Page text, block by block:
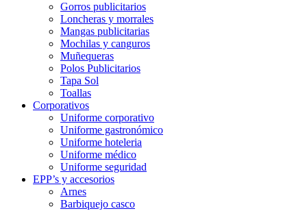
Gorros publicitarios
Loncheras y morrales
Mangas publicitarias
Mochilas y canguros
Muñequeras
Polos Publicitarios
Tapa Sol
Toallas
Corporativos
Uniforme corporativo
Uniforme gastronómico
Uniforme hoteleria
Uniforme médico
Uniforme seguridad
EPP’s y accesorios
Arnes
Barbiquejo casco